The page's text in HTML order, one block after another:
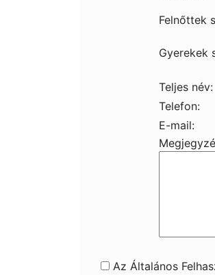
Felnőttek
Gyerekek
Teljes név:
Telefon:
E-mail:
Az Általános